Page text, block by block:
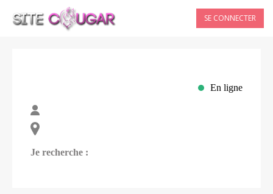
SE CONNECTER
En ligne
Je recherche :